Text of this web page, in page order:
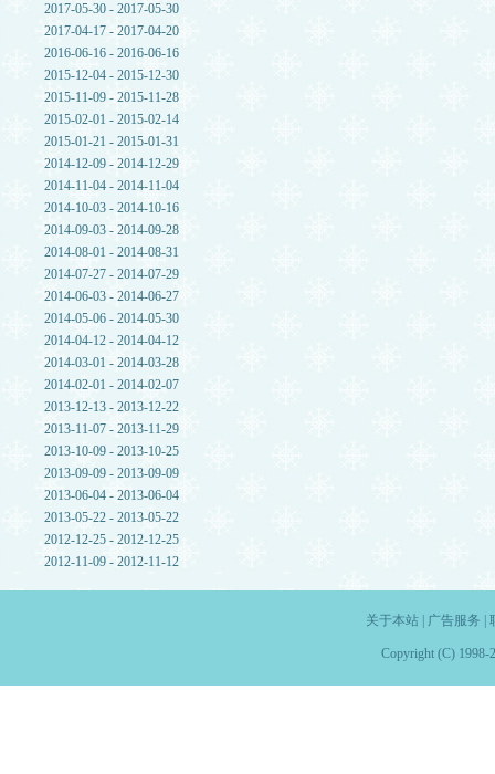
2017-05-30 - 2017-05-30
2017-04-17 - 2017-04-20
2016-06-16 - 2016-06-16
2015-12-04 - 2015-12-30
2015-11-09 - 2015-11-28
2015-02-01 - 2015-02-14
2015-01-21 - 2015-01-31
2014-12-09 - 2014-12-29
2014-11-04 - 2014-11-04
2014-10-03 - 2014-10-16
2014-09-03 - 2014-09-28
2014-08-01 - 2014-08-31
2014-07-27 - 2014-07-29
2014-06-03 - 2014-06-27
2014-05-06 - 2014-05-30
2014-04-12 - 2014-04-12
2014-03-01 - 2014-03-28
2014-02-01 - 2014-02-07
2013-12-13 - 2013-12-22
2013-11-07 - 2013-11-29
2013-10-09 - 2013-10-25
2013-09-09 - 2013-09-09
2013-06-04 - 2013-06-04
2013-05-22 - 2013-05-22
2012-12-25 - 2012-12-25
2012-11-09 - 2012-11-12
关于本站| 广告服务
Copyright (C) 1998-